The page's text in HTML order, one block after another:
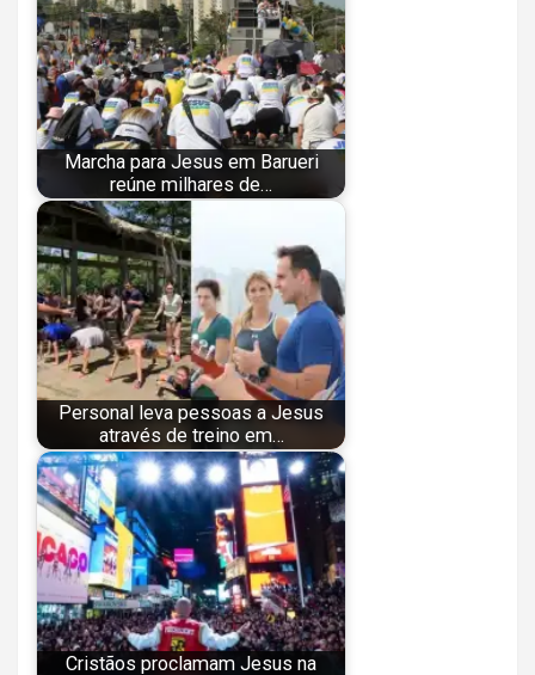
Marcha para Jesus em Barueri
reúne milhares de…
Personal leva pessoas a Jesus
através de treino em…
Cristãos proclamam Jesus na